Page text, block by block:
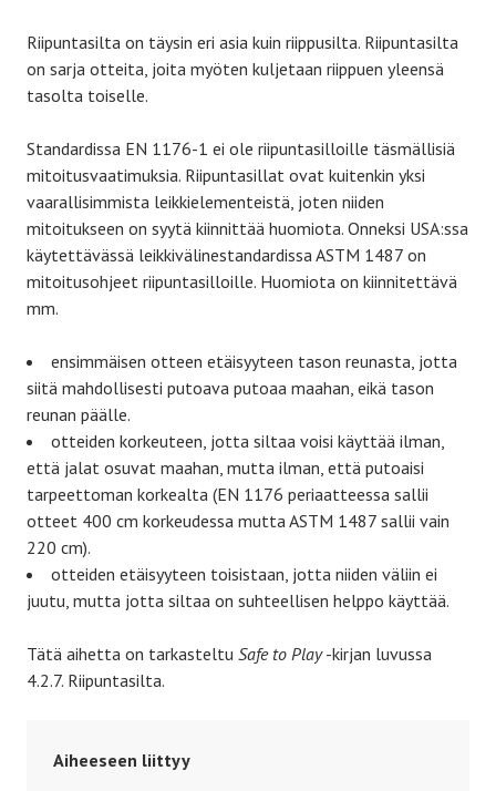
Riipuntasilta on täysin eri asia kuin riippusilta. Riipuntasilta
on sarja otteita, joita myöten kuljetaan riippuen yleensä
tasolta toiselle.
Standardissa EN 1176-1 ei ole riipuntasilloille täsmällisiä
mitoitusvaatimuksia. Riipuntasillat ovat kuitenkin yksi
vaarallisimmista leikkielementeistä, joten niiden
mitoitukseen on syytä kiinnittää huomiota. Onneksi USA:ssa
käytettävässä leikkivälinestandardissa ASTM 1487 on
mitoitusohjeet riipuntasilloille. Huomiota on kiinnitettävä
mm.
ensimmäisen otteen etäisyyteen tason reunasta, jotta
siitä mahdollisesti putoava putoaa maahan, eikä tason
reunan päälle.
otteiden korkeuteen, jotta siltaa voisi käyttää ilman,
että jalat osuvat maahan, mutta ilman, että putoaisi
tarpeettoman korkealta (EN 1176 periaatteessa sallii
otteet 400 cm korkeudessa mutta ASTM 1487 sallii vain
220 cm).
otteiden etäisyyteen toisistaan, jotta niiden väliin ei
juutu, mutta jotta siltaa on suhteellisen helppo käyttää.
Tätä aihetta on tarkasteltu Safe to Play-kirjan luvussa
4.2.7. Riipuntasilta.
Aiheeseen liittyy